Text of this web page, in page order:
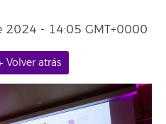
2024 - 14:05 GMT+0000
Volver atrás